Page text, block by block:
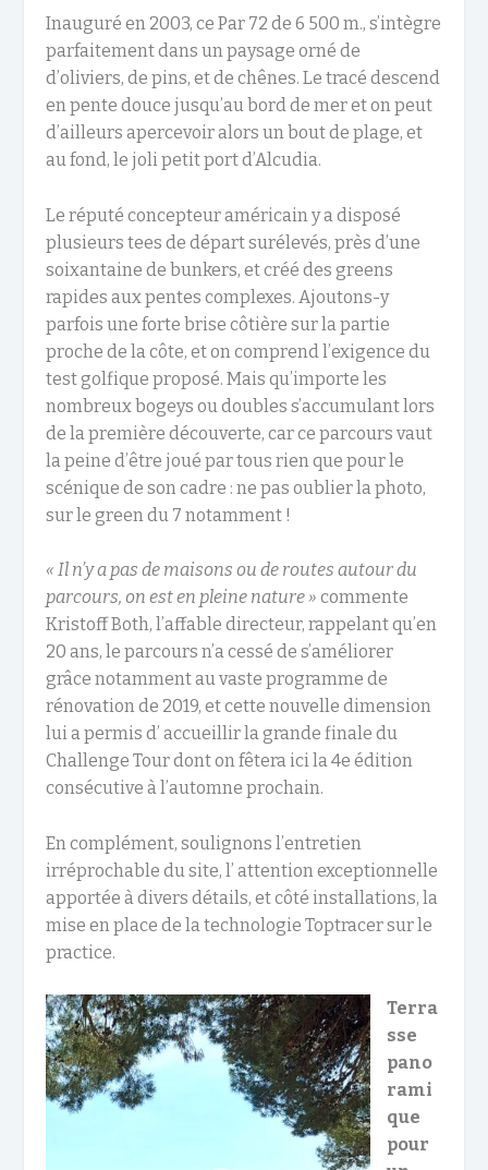
Inauguré en 2003, ce Par 72 de 6 500 m., s’intègre
parfaitement dans un paysage orné de
d’oliviers, de pins, et de chênes. Le tracé descend
en pente douce jusqu’au bord de mer et on peut
d’ailleurs apercevoir alors un bout de plage, et
au fond, le joli petit port d’Alcudia.
Le réputé concepteur américain y a disposé
plusieurs tees de départ surélevés, près d’une
soixantaine de bunkers, et créé des greens
rapides aux pentes complexes. Ajoutons-y
parfois une forte brise côtière sur la partie
proche de la côte, et on comprend l’exigence du
test golfique proposé. Mais qu’importe les
nombreux bogeys ou doubles s’accumulant lors
de la première découverte, car ce parcours vaut
la peine d’être joué par tous rien que pour le
scénique de son cadre : ne pas oublier la photo,
sur le green du 7 notamment !
«Il n’y a pas de maisons ou de routes autour du
parcours, on est en pleine nature » commente
Kristoff Both, l’affable directeur, rappelant qu’en
20 ans, le parcours n’a cessé de s’améliorer
grâce notamment au vaste programme de
rénovation de 2019, et cette nouvelle dimension
lui a permis d’ accueillir la grande finale du
Challenge Tour dont on fêtera ici la 4e édition
consécutive à l’automne prochain.
En complément, soulignons l’entretien
irréprochable du site, l’ attention exceptionnelle
apportée à divers détails, et côté installations, la
mise en place de la technologie Toptracer sur le
practice.
Terra
sse
pano
rami
que
pour